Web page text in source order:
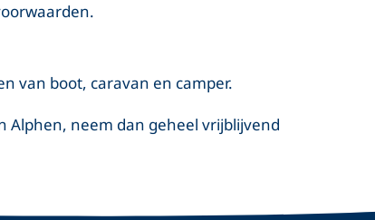
van boot, caravan en camper.
Alphen, neem dan geheel vrijblijvend